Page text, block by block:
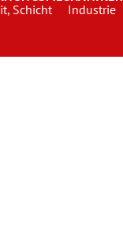
Schicht Industrie